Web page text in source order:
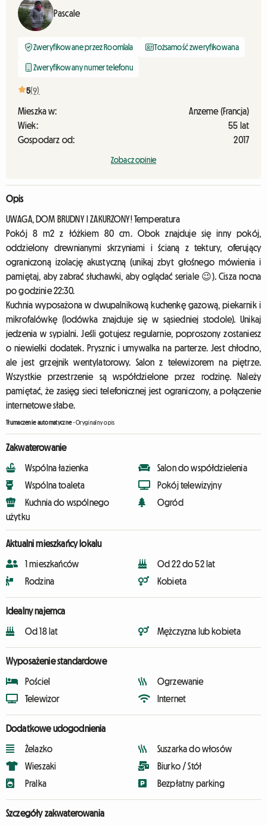
Pascale
Zweryfikowane przez Roomlala Tożsamość zweryfikowana
Zweryfikowany numer telefonu
5(9)
Mieszka w:
Anzeme (Francja)
Wiek:
55 lat
Gospodarz od:
2017
Zobacz opinie
Opis
UWAGA, DOM BRUDNY I ZAKURZONY! Temperatura
Pokój 8 m2 z łóżkiem 80 cm. Obok znajduje się inny pokój,
oddzielony drewnianymi skrzyniami i ścianą z tektury, oferujący
ograniczoną izolację akustyczną (unikaj zbyt głośnego mówienia i
pamiętaj, aby zabrać słuchawki, aby oglądać seriale 😉). Cisza nocna
po godzinie 22:30.
Kuchnia wyposażona w dwupalnikową kuchenkę gazową, piekarnik i
mikrofalówkę (lodówka znajduje się w sąsiedniej stodole). Unikaj
jedzenia w sypialni. Jeśli gotujesz regularnie, poproszony zostaniesz
o niewielki dodatek. Prysznic i umywalka na parterze. Jest chłodno,
ale jest grzejnik wentylatorowy. Salon z telewizorem na piętrze.
Wszystkie przestrzenie są współdzielone przez rodzinę. Należy
pamiętać, że zasięg sieci telefonicznej jest ograniczony, a połączenie
internetowe słabe.
Tłumaczenie automatyczne-Oryginalny opis
Zakwaterowanie
Wspólna łazienka
Wspólna toaleta
Kuchnia do wspólnego
użytku
Salon do współdzielenia
Pokój telewizyjny
Ogród
Aktualni mieszkańcy lokalu
1 mieszkańców
Rodzina
Od 22 do 52 lat
Kobieta
Idealny najemca
Od 18 lat Mężczyzna lub kobieta
Wyposażenie standardowe
Pościel
Telewizor
Ogrzewanie
Internet
Dodatkowe udogodnienia
Żelazko
Wieszaki
Pralka
Suszarka do włosów
Biurko / Stół
Bezpłatny parking
Szczegóły zakwaterowania